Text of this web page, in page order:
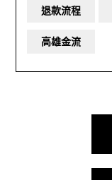
退款流程
高雄金流